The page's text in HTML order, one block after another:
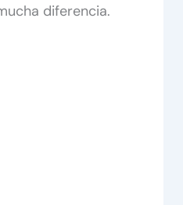
diferencia.